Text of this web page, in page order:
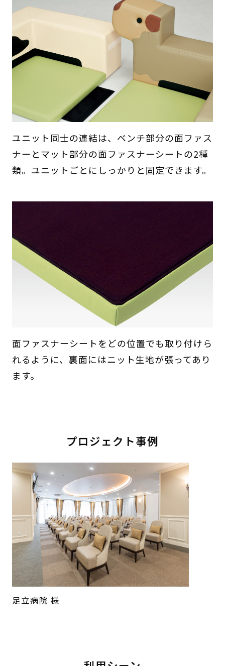
ユニット同士の連結は、ベンチ部分の面ファス
ナーとマット部分の面ファスナーシートの2種
類。ユニットごとにしっかりと固定できます。
面ファスナーシートをどの位置でも取り付けら
れるように、裏面にはニット生地が張ってあり
ます。
プロジェクト事例
足立病院 様